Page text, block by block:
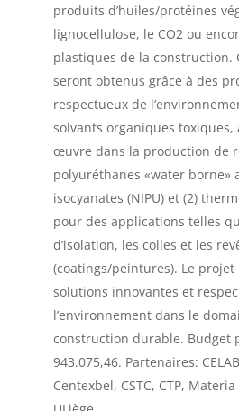
produits d’huiles/protéines
lignocellulose, le CO2 ou
plastiques de la construction.
seront obtenus grâce à des
respectueux de
solvants organiques
œuvre dans la production de
polyuréthanes «water borne»
isocyanates (NIPU) et (2)
pour des applications telles
d’isolation, les colles et les
(coatings/peintures). Le projet
solutions innovantes et
l’environnement dans le
construction durable. Budget
943.075,46. Partenaires:
Centexbel, CSTC, CTP,